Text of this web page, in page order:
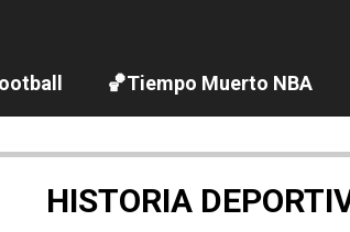
(París, Francia) - Dobletes de
2026 (Estambul, Turquía)
(París, Francia) - España domina
🏀Tiempo Muerto NBA
HISTORIA